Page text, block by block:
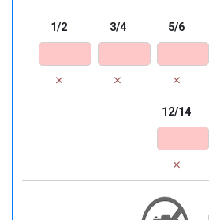
1/2 3/4 5/6
12/14